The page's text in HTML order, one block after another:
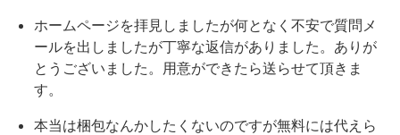
ホームページを拝見しましたが何となく不安で質問メ
ールを出しましたが丁寧な返信がありました。ありが
とうございました。用意ができたら送らせて頂きま
す。
本当は梱包なんかしたくないのですが無料には代えら